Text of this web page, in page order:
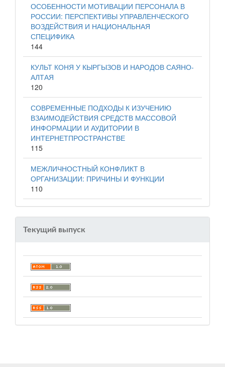
ОСОБЕННОСТИ МОТИВАЦИИ ПЕРСОНАЛА В
РОССИИ: ПЕРСПЕКТИВЫ УПРАВЛЕНЧЕСКОГО
ВОЗДЕЙСТВИЯ И НАЦИОНАЛЬНАЯ
СПЕЦИФИКА
144
КУЛЬТ КОНЯ У КЫРГЫЗОВ И НАРОДОВ САЯНО-
АЛТАЯ
120
СОВРЕМЕННЫЕ ПОДХОДЫ К ИЗУЧЕНИЮ
ВЗАИМОДЕЙСТВИЯ СРЕДСТВ МАССОВОЙ
ИНФОРМАЦИИ И АУДИТОРИИ В
ИНТЕРНЕТПРОСТРАНСТВЕ
115
МЕЖЛИЧНОСТНЫЙ КОНФЛИКТ В
ОРГАНИЗАЦИИ: ПРИЧИНЫ И ФУНКЦИИ
110
Текущий выпуск